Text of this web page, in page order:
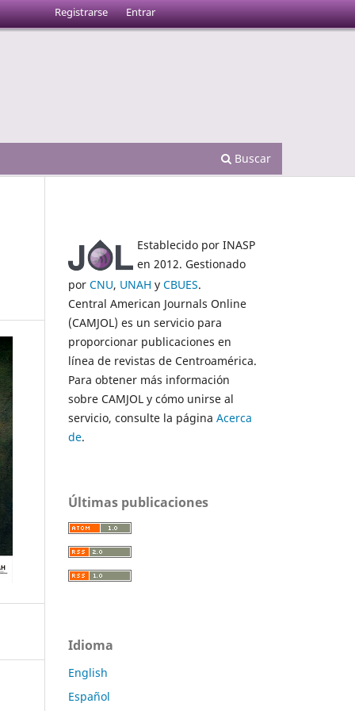
Buscar
Registrarse Entrar
Establecido por INASP
en 2012. Gestionado
por CNU, UNAH y CBUES.
Central American Journals Online
(CAMJOL) es un servicio para
proporcionar publicaciones en
línea de revistas de Centroamérica.
Para obtener más información
sobre CAMJOL y cómo unirse al
servicio, consulte la página Acerca
de.
Últimas publicaciones
Idioma
English
Español